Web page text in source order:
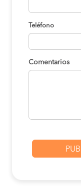
Teléfono
Comentarios